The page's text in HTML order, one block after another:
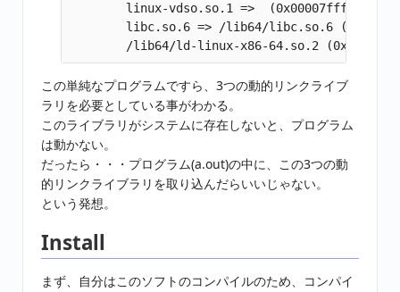
linux-vdso.so.1 =>
libc.so.6 => /lib64/libc.so.6
この単純なプログラムですら、3つの動的リンクライブ
ラリを必要としている事がわかる。
このライブラリがシステムに存在しないと、プログラム
は動かない。
だったら・・・プログラム(a.out)の中に、この3つの動
的リンクライブラリを取り込んだらいいじゃない。
という発想。
Install
まず、自分はこのソフトのコンパイルのため、コンパイ